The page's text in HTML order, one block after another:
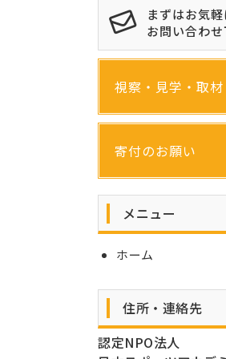
まずはお気軽
お問い合わ
視察・見学・取材
寄付のお願い
メニュー
ホーム
住所・連絡先
認定NPO法人